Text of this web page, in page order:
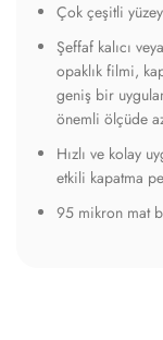
Çok çeşitli
Şeffaf kalıcı
opaklık filmi,
geniş bir
önemli ölçüde
Hızlı ve kolay
etkili kapatma
95 mikron mat